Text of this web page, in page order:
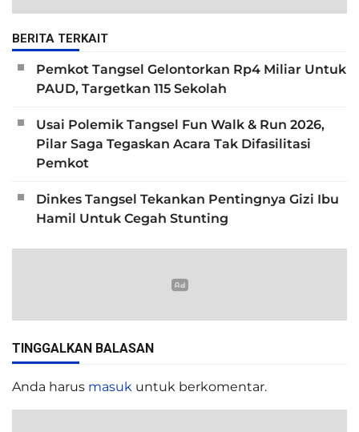
BERITA TERKAIT
Pemkot Tangsel Gelontorkan Rp4 Miliar Untuk
PAUD, Targetkan 115 Sekolah
Usai Polemik Tangsel Fun Walk & Run 2026,
Pilar Saga Tegaskan Acara Tak Difasilitasi
Pemkot
Dinkes Tangsel Tekankan Pentingnya Gizi Ibu
Hamil Untuk Cegah Stunting
TINGGALKAN BALASAN
Anda harus masuk untuk berkomentar.